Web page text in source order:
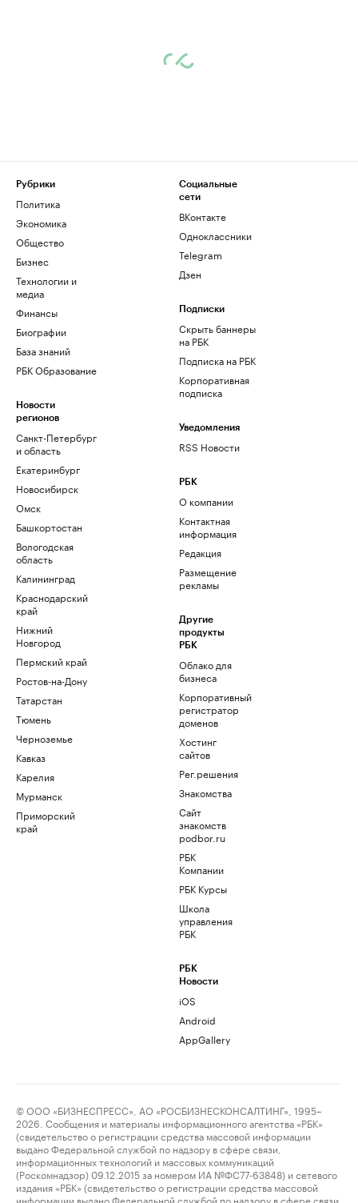
Рубрики
Политика
Экономика
Общество
Бизнес
Технологии и
медиа
Финансы
Биографии
База знаний
РБК Образование
Новости
регионов
Санкт-Петербург
и область
Екатеринбург
Новосибирск
Омск
Башкортостан
Вологодская
область
Калининград
Краснодарский
край
Нижний
Новгород
Пермский край
Ростов-на-Дону
Татарстан
Тюмень
Черноземье
Кавказ
Карелия
Мурманск
Приморский
край
Социальные
сети
ВКонтакте
Одноклассники
Telegram
Дзен
Подписки
Скрыть баннеры
на РБК
Подписка на РБК
Корпоративная
подписка
Уведомления
RSS Новости
РБК
О компании
Контактная
информация
Редакция
Размещение
рекламы
Другие
продукты
РБК
Облако для
бизнеса
Корпоративный
регистратор
доменов
Хостинг
сайтов
Рег.решения
Знакомства
Сайт
знакомств
podbor.ru
РБК
Компании
РБК Курсы
Школа
управления
РБК
РБК
Новости
iOS
Android
AppGallery
© ООО «БИЗНЕСПРЕСС», АО «РОСБИЗНЕСКОНСАЛТИНГ», 1995–
2026. Сообщения и материалы информационного агентства «РБК»
(свидетельство о регистрации средства массовой информации
выдано Федеральной службой по надзору в сфере связи,
информационных технологий и массовых коммуникаций
(Роскомнадзор) 09.12.2015 за номером ИА №ФС77-63848) и сетевого
издания «РБК» (свидетельство о регистрации средства массовой
информации выдано Федеральной службой по надзору в сфере связи,